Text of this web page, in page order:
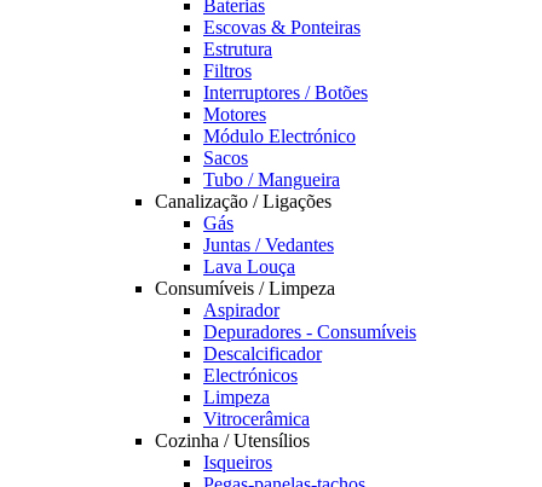
Baterias
Escovas & Ponteiras
Estrutura
Filtros
Interruptores / Botões
Motores
Módulo Electrónico
Sacos
Tubo / Mangueira
Canalização / Ligações
Gás
Juntas / Vedantes
Lava Louça
Consumíveis / Limpeza
Aspirador
Depuradores - Consumíveis
Descalcificador
Electrónicos
Limpeza
Vitrocerâmica
Cozinha / Utensílios
Isqueiros